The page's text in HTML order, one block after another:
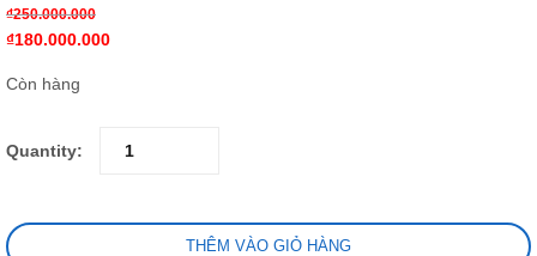
₫250.000.000
₫180.000.000
Còn hàng
Quantity:
THÊM VÀO GIỎ HÀNG